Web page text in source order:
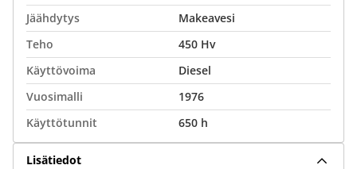
Jäähdytys
Makeavesi
Teho
450 Hv
Käyttövoima
Diesel
Vuosimalli
1976
Käyttötunnit
650 h
Lisätiedot